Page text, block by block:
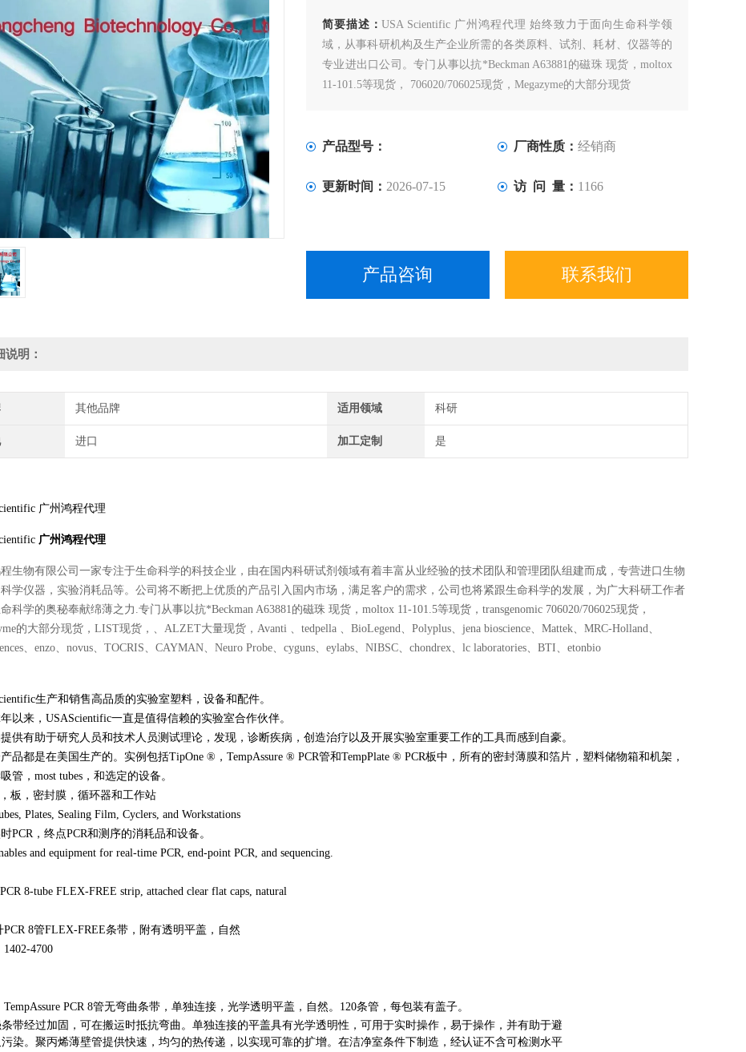
简要描述：USA Scientific 广州鸿程代理 始终致力于面向生命科学领
域，从事科研机构及生产企业所需的各类原料、试剂、耗材、仪器等的
专业进出口公司。专门从事以抗*Beckman A63881的磁珠 现货，moltox
11-101.5等现货， 706020/706025现货，Megazyme的大部分现货
产品型号： 厂商性质： 经销商
更新时间： 2026-07-15 访 问 量： 1166
产品咨询 联系我们
说明：
其他品牌 适用领域 科研
进口 加工定制 是
广州鸿程代理
广州鸿程代理
生物有限公司一家专注于生命科学的科技企业，由在国内科研试剂领域有着丰富从业经验的技术团队和管理团队组建而成，专营进口生物
学仪器，实验消耗品等。公司将不断把上优质的产品引入国内市场，满足客户的需求，公司也将紧跟生命科学的发展，为广大科研工作者
科学的奥秘奉献绵薄之力.专门从事以抗*Beckman A63881的磁珠 现货，moltox 11-101.5等现货，transgenomic 706020/706025现货，
的大部分现货，LIST现货，、ALZET大量现货，Avanti 、tedpella 、BioLegend、Polyplus、jena bioscience、Mattek、MRC-Holland、
、enzo、novus、TOCRIS、CAYMAN、Neuro Probe、cyguns、eylabs、NIBSC、chondrex、lc laboratories、BTI、etonbio
生产和销售高品质的实验室塑料，设备和配件。
年以来，USAScientific一直是值得信赖的实验室合作伙伴。
供有助于研究人员和技术人员测试理论，发现，诊断疾病，创造治疗以及开展实验室重要工作的工具而感到自豪。
品都是在美国生产的。实例包括TipOne ®，TempAssure ® PCR管和TempPlate ® PCR板中，所有的密封薄膜和箔片，塑料储物箱和机架，
管，most tubes，和选定的设备。
板，密封膜，循环器和工作站
Plates, Sealing Film, Cyclers, and Workstations
PCR，终点PCR和测序的消耗品和设备。
and equipment for real-time PCR, end-point PCR, and sequencing.
8-tube FLEX-FREE strip, attached clear flat caps, natural
PCR 8管FLEX-FREE条带，附有透明平盖，自然
4700
PCR 8管无弯曲条带，单独连接，光学透明平盖，自然。120条管，每包装有盖子。
带经过加固，可在搬运时抵抗弯曲。单独连接的平盖具有光学透明性，可用于实时操作，易于操作，并有助于避
染。聚丙烯薄壁管提供快速，均匀的热传递，以实现可靠的扩增。在洁净室条件下制造，经认证不含可检测水平